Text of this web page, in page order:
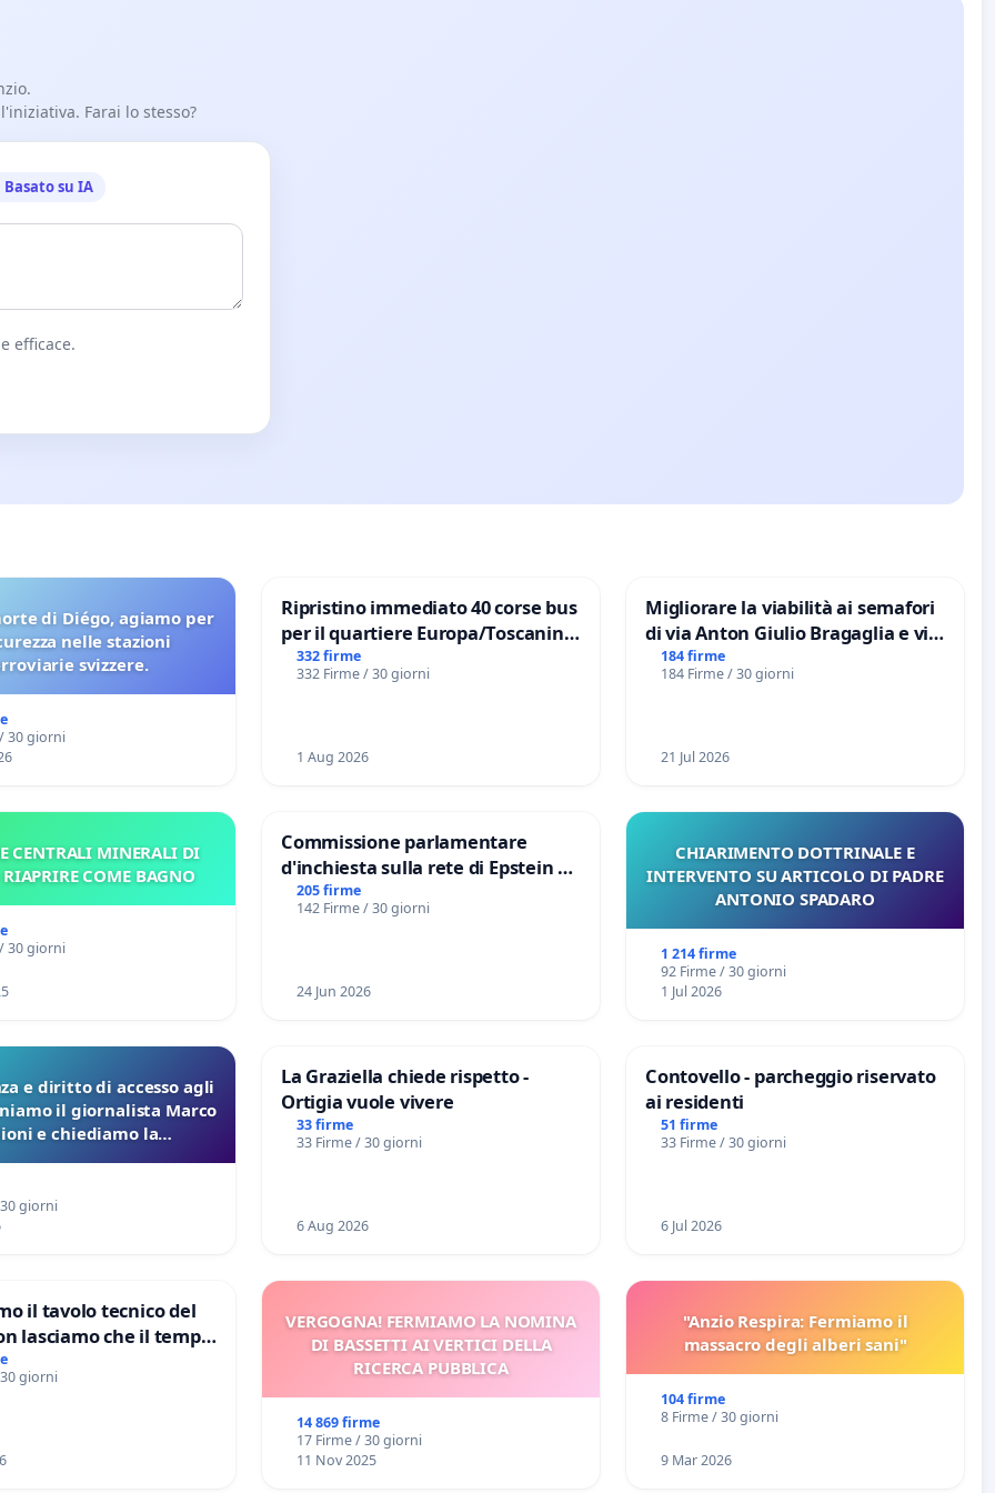
Farai lo stesso?
Basato su IA
efficace.
di Diégo, agiamo per
nelle stazioni
svizzere.
30 giorni
Ripristino immediato 40 corse bus
per il quartiere Europa/Toscanini
di Aprilia
332 firme
332 Firme / 30 giorni
1 Aug 2026
Migliorare la viabilità ai semafori
di via Anton Giulio Bragaglia e via
Tieri XV MUNICIPIO DI ROMA
184 firme
184 Firme / 30 giorni
21 Jul 2026
CENTRALI MINERALI DI
COME BAGNO
30 giorni
Commissione parlamentare
d'inchiesta sulla rete di Epstein e
del Mossad: verità sugli Epstein
Files
205 firme
142 Firme / 30 giorni
24 Jun 2026
CHIARIMENTO DOTTRINALE E
INTERVENTO SU ARTICOLO DI PADRE
ANTONIO SPADARO
1 214 firme
92 Firme / 30 giorni
1 Jul 2026
e diritto di accesso agli
il giornalista Marco
e chiediamo la
giorni
La Graziella chiede rispetto -
Ortigia vuole vivere
33 firme
33 Firme / 30 giorni
6 Aug 2026
Contovello - parcheggio riservato
ai residenti
51 firme
33 Firme / 30 giorni
6 Jul 2026
il tavolo tecnico del
lasciamo che il tempo
di Domenico
giorni
VERGOGNA! FERMIAMO LA NOMINA
DI BASSETTI AI VERTICI DELLA
RICERCA PUBBLICA
14 869 firme
17 Firme / 30 giorni
11 Nov 2025
"Anzio Respira: Fermiamo il
massacro degli alberi sani"
104 firme
8 Firme / 30 giorni
9 Mar 2026